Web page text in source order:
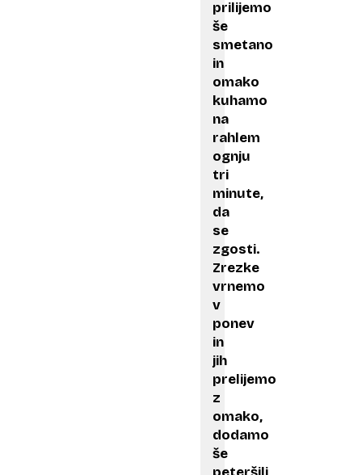
prilijemo
še
smetano
in
omako
kuhamo
na
rahlem
ognju
tri
minute,
da
se
zgosti.
Zrezke
vrnemo
v
ponev
in
jih
prelijemo
z
omako,
dodamo
še